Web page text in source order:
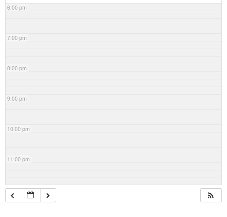
6:00 pm
7:00 pm
8:00 pm
9:00 pm
10:00 pm
11:00 pm